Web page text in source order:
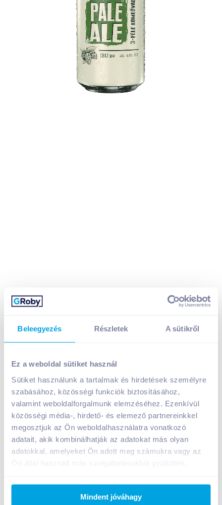
Beleegyezés Részletek A sütikről
Ez a weboldal sütiket használ
Sütiket használunk a tartalmak és hirdetések személyre
szabásához, közösségi funkciók biztosításához,
valamint weboldalforgalmunk elemzéséhez. Ezenkívül
közösségi média-, hirdető- és elemező partnereinkkel
megosztjuk az Ön weboldalhasználatra vonatkozó
adatait, akik kombinálhatják az adatokat más olyan
adatokkal, amelyeket Ön adott meg számukra vagy az
Ön által használt más szolgáltatásokból gyűjtöttek.
Mindent jóváhagy
Dreher Pale Ale felsőerjesztésű világos sör 0,5 l
319Ft /
Egységár: 638Ft / liter
Nettó eladási ár: 251Ft /db(27% áfa)
KosárbaKosárba